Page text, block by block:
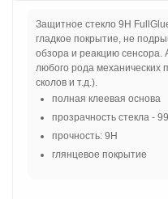
Защитное стекло 9H
гладкое покрытие, не
обзора и реакцию сенсора.
любого рода
сколов и т.д.).
полная клеевая основа
прозрачность стекла -
прочность: 9H
глянцевое покрытие